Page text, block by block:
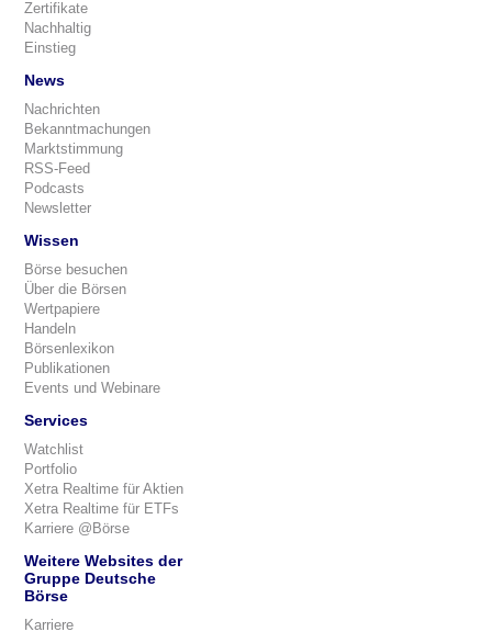
Zertifikate
Nachhaltig
Einstieg
News
Nachrichten
Bekanntmachungen
Marktstimmung
RSS-Feed
Podcasts
Newsletter
Wissen
Börse besuchen
Über die Börsen
Wertpapiere
Handeln
Börsenlexikon
Publikationen
Events und Webinare
Services
Watchlist
Portfolio
Xetra Realtime für Aktien
Xetra Realtime für ETFs
Karriere @Börse
Weitere Websites der
Gruppe Deutsche
Börse
Karriere